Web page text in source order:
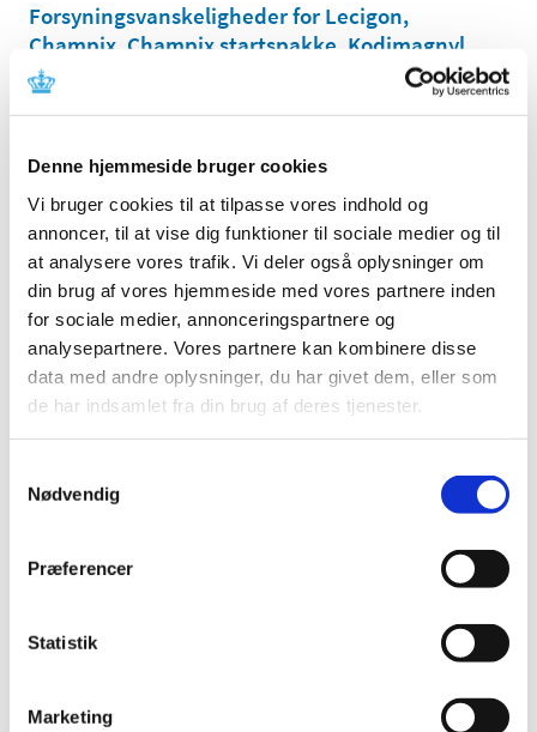
Denne hjemmeside bruger cookies
Vi bruger cookies til at tilpasse vores indhold og
annoncer, til at vise dig funktioner til sociale medier og til
at analysere vores trafik. Vi deler også oplysninger om
din brug af vores hjemmeside med vores partnere inden
for sociale medier, annonceringspartnere og
analysepartnere. Vores partnere kan kombinere disse
data med andre oplysninger, du har givet dem, eller som
de har indsamlet fra din brug af deres tjenester.
Nødvendig
Præferencer
Statistik
Marketing
Forsyningsvanskeligheder for Lecigon,
Champix, Champix startspakke, Kodimagnyl
ikke-stoppende DAK og Dehydrobenzperidol
Champix, Champix startspakke, Kodimagnyl
Alle (102)
TID
2025 (5)
2024 (5)
2023 (2)
december (1)
september (2)
juli (4)
maj (2)